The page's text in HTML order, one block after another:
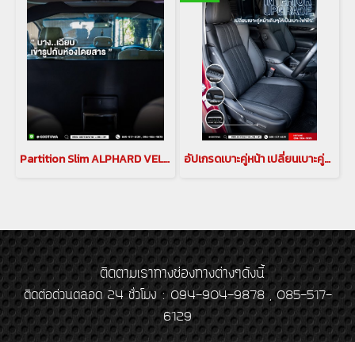
Partition Slim ALPHARD VELLFIRE 30 ฉากกั้นห้องโดยสาร อัลพาร์ด เวลไฟร์ 30 อัปเกรดเบาะคู่หน้า เปลี่ยนเบาะคู่หน้า ให้เป็นเบาะไฟฟ้า แบบตัวท็อป สำหรับรถ alphard vellfire 30 รุ่นปี 2015-2023
ติดตามเราทางช่องทางต่างๆดังนี้
ติดต่อด่วนตลอด 24 ชั่วโมง : 094-904-9878 , 085-517-
6129